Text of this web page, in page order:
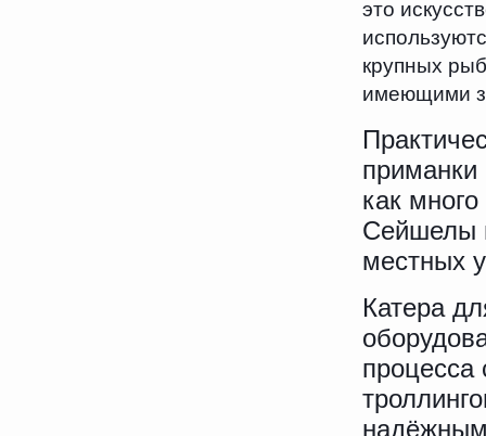
это
крупных
имеющими
приманки
как
Сейшелы
местных
Катера
процесса